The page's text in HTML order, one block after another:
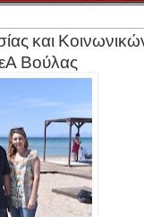
και
Βούλας